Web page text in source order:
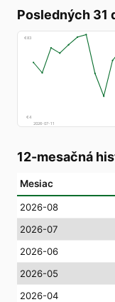
Posledných 31
€83
€4
2026-07-11
12-mesačná
Mesiac
2026-08
2026-07
2026-06
2026-05
2026-04